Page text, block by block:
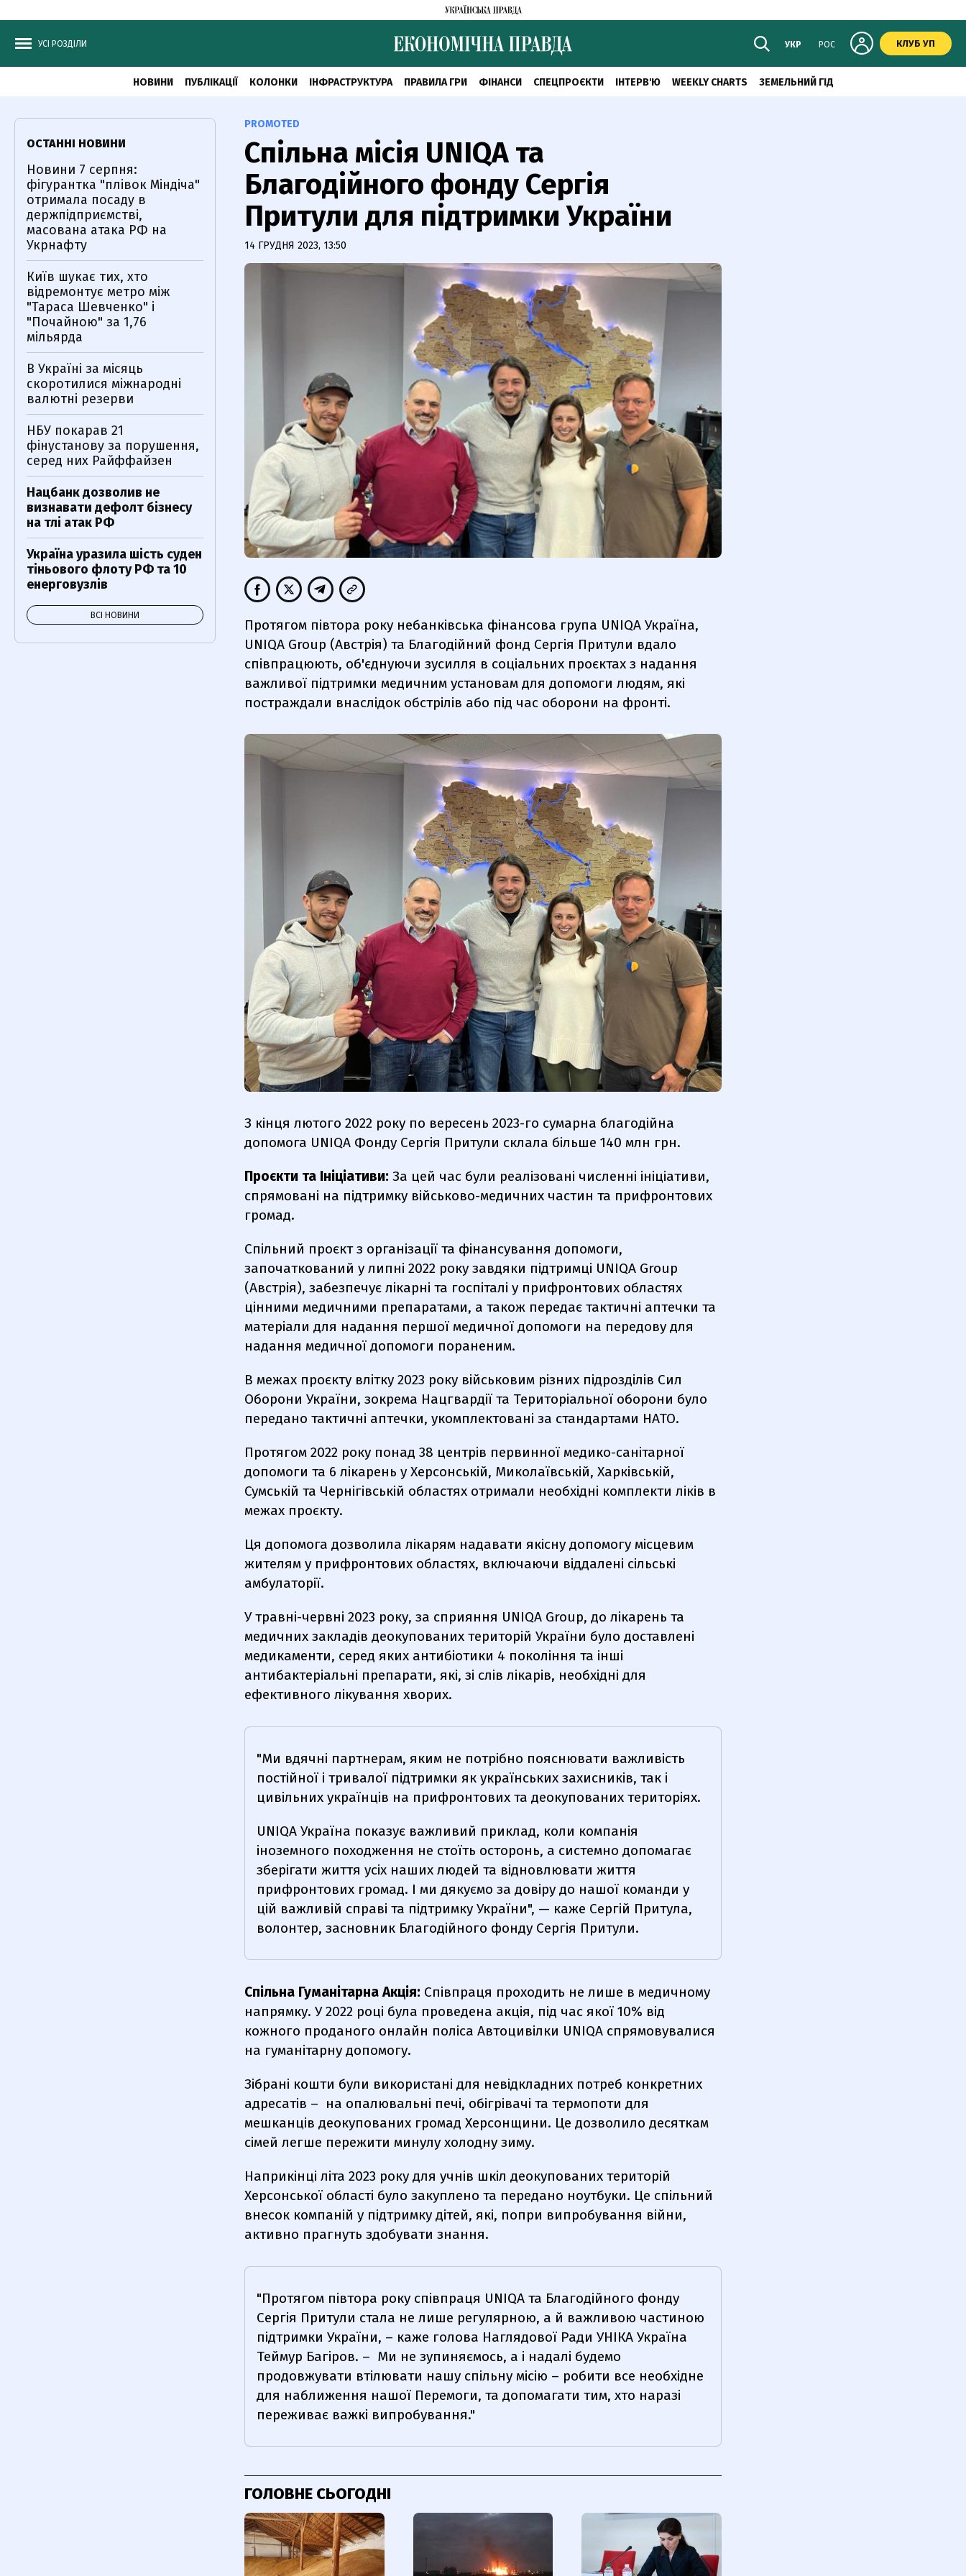
УСІ РОЗДІЛИ УКР РОС КЛУБ УП
НОВИНИ ПУБЛІКАЦІЇ КОЛОНКИ ІНФРАСТРУКТУРА ПРАВИЛА ГРИ ФІНАНСИ СПЕЦПРОЄКТИ ІНТЕРВ'Ю WEEKLY CHARTS ЗЕМЕЛЬНИЙ ГІД
PROMOTED
Спільна місія UNIQA та
Благодійного фонду Сергія
Притули для підтримки України
14 ГРУДНЯ 2023, 13:50
Протягом півтора року небанківська фінансова група UNIQA Україна,
UNIQA Group (Австрія) та Благодійний фонд Сергія Притули вдало
співпрацюють, об'єднуючи зусилля в соціальних проєктах з надання
важливої підтримки медичним установам для допомоги людям, які
постраждали внаслідок обстрілів або під час оборони на фронті.
З кінця лютого 2022 року по вересень 2023-го сумарна благодійна
допомога UNIQA Фонду Сергія Притули склала більше 140 млн грн.
Проєкти та Ініціативи: За цей час були реалізовані численні ініціативи,
спрямовані на підтримку військово-медичних частин та прифронтових
громад.
Спільний проєкт з організації та фінансування допомоги,
започаткований у липні 2022 року завдяки підтримці UNIQA Group
(Австрія), забезпечує лікарні та госпіталі у прифронтових областях
цінними медичними препаратами, а також передає тактичні аптечки та
матеріали для надання першої медичної допомоги на передову для
надання медичної допомоги пораненим.
В межах проєкту влітку 2023 року військовим різних підрозділів Сил
Оборони України, зокрема Нацгвардії та Територіальної оборони було
передано тактичні аптечки, укомплектовані за стандартами НАТО.
Протягом 2022 року понад 38 центрів первинної медико-санітарної
допомоги та 6 лікарень у Херсонській, Миколаївській, Харківській,
Сумській та Чернігівській областях отримали необхідні комплекти ліків в
межах проєкту.
Ця допомога дозволила лікарям надавати якісну допомогу місцевим
жителям у прифронтових областях, включаючи віддалені сільські
амбулаторії.
У травні-червні 2023 року, за сприяння UNIQA Group, до лікарень та
медичних закладів деокупованих територій України було доставлені
медикаменти, серед яких антибіотики 4 покоління та інші
антибактеріальні препарати, які, зі слів лікарів, необхідні для
ефективного лікування хворих.
"Ми вдячні партнерам, яким не потрібно пояснювати важливість
постійної і тривалої підтримки як українських захисників, так і
цивільних українців на прифронтових та деокупованих територіях.
UNIQA Україна показує важливий приклад, коли компанія
іноземного походження не стоїть осторонь, а системно допомагає
зберігати життя усіх наших людей та відновлювати життя
прифронтових громад. І ми дякуємо за довіру до нашої команди у
цій важливій справі та підтримку України", — каже Сергій Притула,
волонтер, засновник Благодійного фонду Сергія Притули.
Спільна Гуманітарна Акція: Співпраця проходить не лише в медичному
напрямку. У 2022 році була проведена акція, під час якої 10% від
кожного проданого онлайн поліса Автоцивілки UNIQA спрямовувалися
на гуманітарну допомогу.
Зібрані кошти були використані для невідкладних потреб конкретних
адресатів – на опалювальні печі, обігрівачі та термопоти для
мешканців деокупованих громад Херсонщини. Це дозволило десяткам
сімей легше пережити минулу холодну зиму.
Наприкінці літа 2023 року для учнів шкіл деокупованих територій
Херсонської області було закуплено та передано ноутбуки. Це спільний
внесок компаній у підтримку дітей, які, попри випробування війни,
активно прагнуть здобувати знання.
"Протягом півтора року співпраця UNIQA та Благодійного фонду
Сергія Притули стала не лише регулярною, а й важливою частиною
підтримки України, – каже голова Наглядової Ради УНІКА Україна
Теймур Багіров. – Ми не зупиняємось, а і надалі будемо
продовжувати втілювати нашу спільну місію – робити все необхідне
для наближення нашої Перемоги, та допомагати тим, хто наразі
переживає важкі випробування."
ГОЛОВНЕ СЬОГОДНІ
ОСТАННІ НОВИНИ
Новини 7 серпня:
фігурантка "плівок Міндіча"
отримала посаду в
держпідприємстві,
масована атака РФ на
Укрнафту
Київ шукає тих, хто
відремонтує метро між
"Тараса Шевченко" і
"Почайною" за 1,76
мільярда
В Україні за місяць
скоротилися міжнародні
валютні резерви
НБУ покарав 21
фінустанову за порушення,
серед них Райффайзен
Нацбанк дозволив не
визнавати дефолт бізнесу
на тлі атак РФ
Україна уразила шість суден
тіньового флоту РФ та 10
енерговузлів
ВСІ НОВИНИ